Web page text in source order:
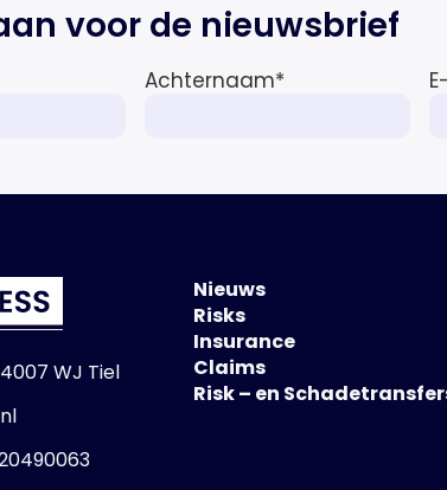
voor de nieuwsbrief
Achternaam*
WJ Tiel
Nieuws
Risks
Insurance
Claims
Risk – en